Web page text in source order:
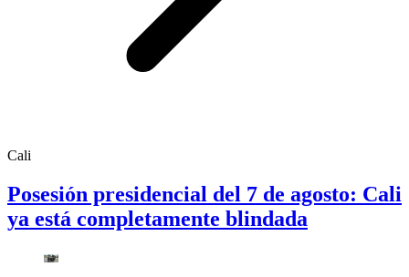
Cali
Posesión presidencial del 7 de agosto: Cali
ya está completamente blindada